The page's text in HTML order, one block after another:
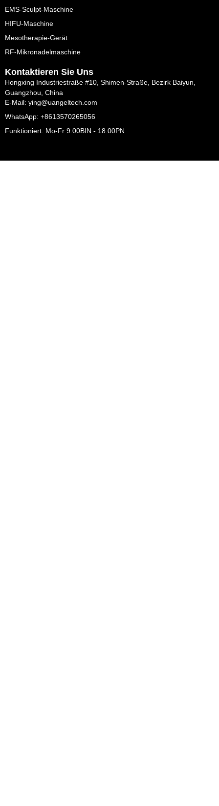
EMS-Sculpt-Maschine
HIFU-Maschine
Mesotherapie-Gerät
RF-Mikronadelmaschine
Kontaktieren Sie Uns
Hongxing Industriestraße #10, Shimen-Straße, Bezirk Baiyun,
Guangzhou, China
E-Mail: ying@uangeltech.com
WhatsApp: +8613570265056
Funktioniert: Mo-Fr 9:00BIN - 18:00PN